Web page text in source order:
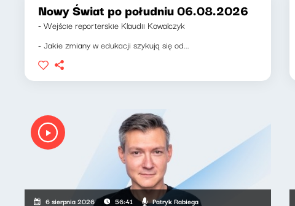
Nowy Świat po południu 06.08.2026
- Wejście reporterskie Klaudii Kowalczyk
- Jakie zmiany w edukacji szykują się od...
6 sierpnia 2026 56:41 Patryk Rabiega